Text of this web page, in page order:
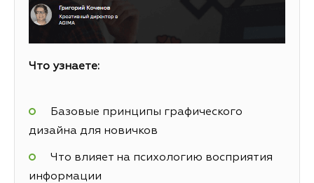
Что узнаете:
Базовые принципы графического
дизайна для новичков
Что влияет на психологию восприятия
информации